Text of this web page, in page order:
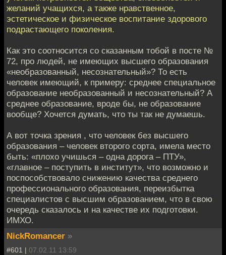
желаний учащихся, а также нравственное,
эстетическое и физическое воспитание здорового
подрастающего поколения.
Как это соотносится со сказанным тобой в посте №
72, про людей, не имеющих высшего образования
«необразованный, несознательный»? То есть
человек имеющий, к примеру: среднее специальное
образование необразованный и несознательный? А
среднее образование, вроде бы, не образование
вообще? Хочется думать, что ты так не думаешь.
А вот точка зрения , что человек без высшего
образования – человек второго сорта, имела место
быть: «плохо учишься – одна дорога – ПТУ»,
«главное – поступить в институт», что возможно и
поспособствовало снижению качества среднего
профессионального образования, переизбытка
специалистов с высшим образованием, что в свою
очередь сказалось и на качестве их подготовки.
ИМХО.
NickRomancer »
#601 | 07.02.11 13:59